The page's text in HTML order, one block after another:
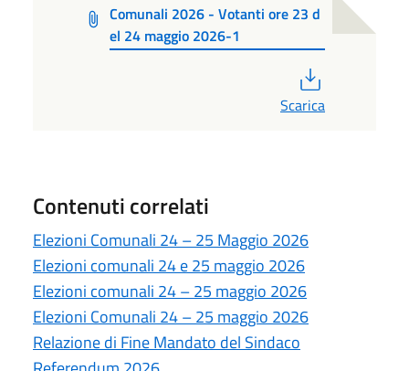
Comunali 2026 - Votanti ore 23 d
el 24 maggio 2026-1
Scarica
Contenuti correlati
Elezioni Comunali 24 – 25 Maggio 2026
Elezioni comunali 24 e 25 maggio 2026
Elezioni comunali 24 – 25 maggio 2026
Elezioni Comunali 24 – 25 maggio 2026
Relazione di Fine Mandato del Sindaco